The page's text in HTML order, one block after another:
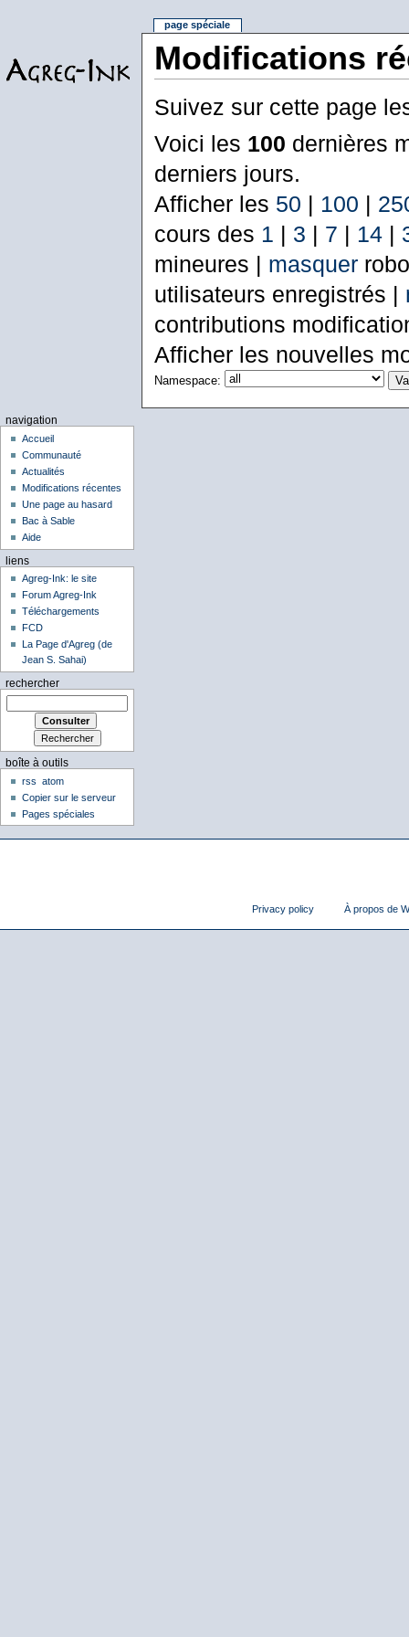
Modifications
Suivez sur cette page
Voici les 100 dernières
derniers jours.
Afficher les 50 | 100 |
cours des 1 | 3 | 7 | 14|
mineures | masquer
utilisateurs enregistrés |
contributions
Afficher les nouvelles
Namespace:
page spéciale
navigation
Accueil
Communauté
Actualités
Modifications récentes
Une page au hasard
Bac à Sable
Aide
liens
Agreg-Ink: le site
Forum Agreg-Ink
Téléchargements
FCD
La Page d'Agreg (de
Jean S. Sahai)
rechercher
boîte à outils
rss
atom
Copier sur le serveur
Pages spéciales
Privacy policy À propos de